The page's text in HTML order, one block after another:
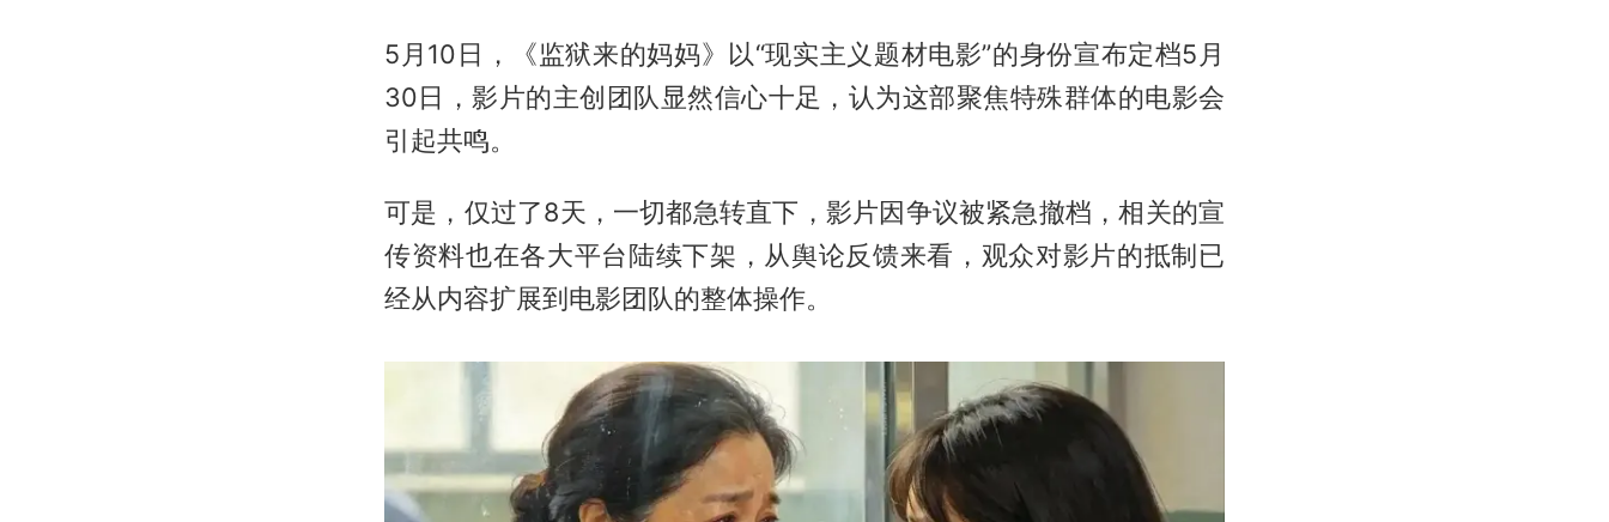
5月10日，《监狱来的妈妈》以“现实主义题材电影”的身份宣布定档5月
30日，影片的主创团队显然信心十足，认为这部聚焦特殊群体的电影会
引起共鸣。
可是，仅过了8天，一切都急转直下，影片因争议被紧急撤档，相关的宣
传资料也在各大平台陆续下架，从舆论反馈来看，观众对影片的抵制已
经从内容扩展到电影团队的整体操作。